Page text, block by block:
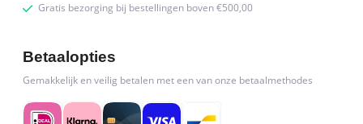
Gratis bezorging bij bestellingen boven €500,00
Betaalopties
Gemakkelijk en veilig betalen met een van onze betaalmethodes